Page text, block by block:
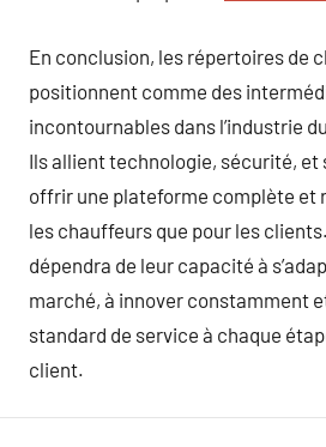
En conclusion, les répertoires de
positionnent comme des
incontournables dans l’industrie
Ils allient technologie, sécurité,
offrir une plateforme complète et
les chauffeurs que pour les
dépendra de leur capacité à
marché, à innover constamment
standard de service à chaque
client.